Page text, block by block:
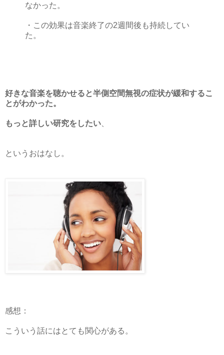
なかった。
・この効果は音楽終了の2週間後も持続してい
た。
好きな音楽を聴かせると半側空間無視の症状が緩和するこ
とがわかった。
もっと詳しい研究をしたい
というおはなし。
感想：
こういう話にはとても関心がある。